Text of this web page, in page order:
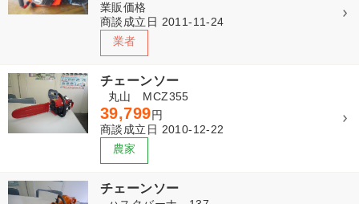
業販価格
商談成立日 2011-11-24
チェーンソー
丸山 MCZ355
39,799円
商談成立日 2010-12-22
チェーンソー